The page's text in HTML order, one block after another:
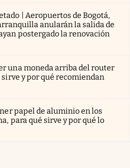
| Aeropuertos de Bogotá,
anularán la salida de
postergado la renovación
una moneda arriba del router
sirve y por qué recomiendan
papel de aluminio en los
para qué sirve y por qué lo